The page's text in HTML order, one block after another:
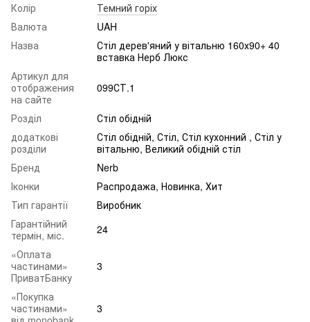
Колір
Темний горіх
Валюта
UAH
Назва
Стіл дерев'яний у вітальню 160х90+ 40
вставка Нерб Люкс
Артикул для
отображения
на сайте
099СТ.1
Розділ
Стіл обідній
додаткові
розділи
Стіл обідній, Стіл, Стіл кухонний , Стіл у
вітальню, Великий обідній стіл
Бренд
Nerb
Іконки
Распродажа, Новинка, Хит
Тип гарантії
Виробник
Гарантійний
термін, міс.
24
«Оплата
частинами»
ПриватБанку
3
«Покупка
частинами»
3